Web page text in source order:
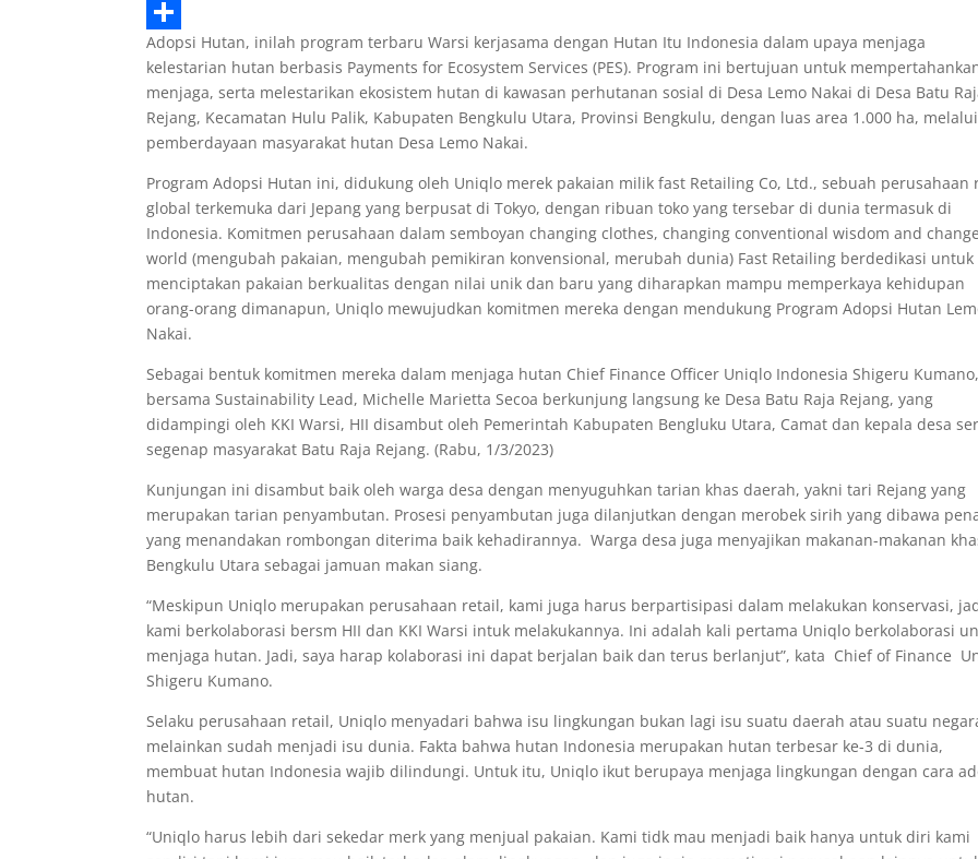
b
o
k
t
r
a
i
h
a
s
A
p
p
M
e
s
e
n
g
e
r
S
a
r
e
Adopsi Hutan, inilah program terbaru Warsi kerjasama dengan Hutan Itu Indonesia dalam upaya menjaga
kelestarian hutan berbasis Payments for Ecosystem Services (PES). Program ini bertujuan untuk
menjaga, serta melestarikan ekosistem hutan di kawasan perhutanan sosial di Desa Lemo Nakai di Desa Batu
Rejang, Kecamatan Hulu Palik, Kabupaten Bengkulu Utara, Provinsi Bengkulu, dengan luas area 1.000 ha, melalui
pemberdayaan masyarakat hutan Desa Lemo Nakai.
Program Adopsi Hutan ini, didukung oleh Uniqlo merek pakaian milik fast Retailing Co, Ltd., sebuah perusahaan
global terkemuka dari Jepang yang berpusat di Tokyo, dengan ribuan toko yang tersebar di dunia termasuk di
Indonesia. Komitmen perusahaan dalam semboyan changing clothes, changing conventional wisdom and
world (mengubah pakaian, mengubah pemikiran konvensional, merubah dunia) Fast Retailing berdedikasi untuk
menciptakan pakaian berkualitas dengan nilai unik dan baru yang diharapkan mampu memperkaya kehidupan
orang-orang dimanapun, Uniqlo mewujudkan komitmen mereka dengan mendukung Program Adopsi Hutan
Nakai.
Sebagai bentuk komitmen mereka dalam menjaga hutan Chief Finance Officer Uniqlo Indonesia Shigeru Kumano,
bersama Sustainability Lead, Michelle Marietta Secoa berkunjung langsung ke Desa Batu Raja Rejang, yang
didampingi oleh KKI Warsi, HII disambut oleh Pemerintah Kabupaten Bengluku Utara, Camat dan kepala desa
segenap masyarakat Batu Raja Rejang. (Rabu, 1/3/2023)
Kunjungan ini disambut baik oleh warga desa dengan menyuguhkan tarian khas daerah, yakni tari Rejang yang
merupakan tarian penyambutan. Prosesi penyambutan juga dilanjutkan dengan merobek sirih yang dibawa
yang menandakan rombongan diterima baik kehadirannya. Warga desa juga menyajikan makanan-makanan
Bengkulu Utara sebagai jamuan makan siang.
“Meskipun Uniqlo merupakan perusahaan retail, kami juga harus berpartisipasi dalam melakukan konservasi,
kami berkolaborasi bersm HII dan KKI Warsi intuk melakukannya. Ini adalah kali pertama Uniqlo berkolaborasi
menjaga hutan. Jadi, saya harap kolaborasi ini dapat berjalan baik dan terus berlanjut”, kata Chief of Finance
Shigeru Kumano.
Selaku perusahaan retail, Uniqlo menyadari bahwa isu lingkungan bukan lagi isu suatu daerah atau suatu
melainkan sudah menjadi isu dunia. Fakta bahwa hutan Indonesia merupakan hutan terbesar ke-3 di dunia,
membuat hutan Indonesia wajib dilindungi. Untuk itu, Uniqlo ikut berupaya menjaga lingkungan dengan cara
hutan.
“Uniqlo harus lebih dari sekedar merk yang menjual pakaian. Kami tidk mau menjadi baik hanya untuk diri kami